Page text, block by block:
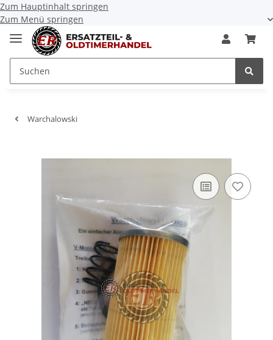
Zum Hauptinhalt springen
Zum Menü springen
Warchalowski